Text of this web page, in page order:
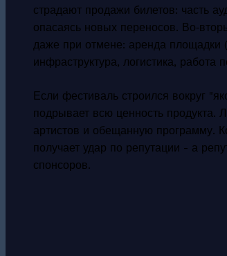
страдают продажи билетов: часть
опасаясь новых переносов.
даже при отмене: аренда площадки
инфраструктура, логистика, работа
Если фестиваль строился вокруг
подрывает всю ценность продукта.
артистов и обещанную программу.
получает удар по репутации - а
спонсоров.